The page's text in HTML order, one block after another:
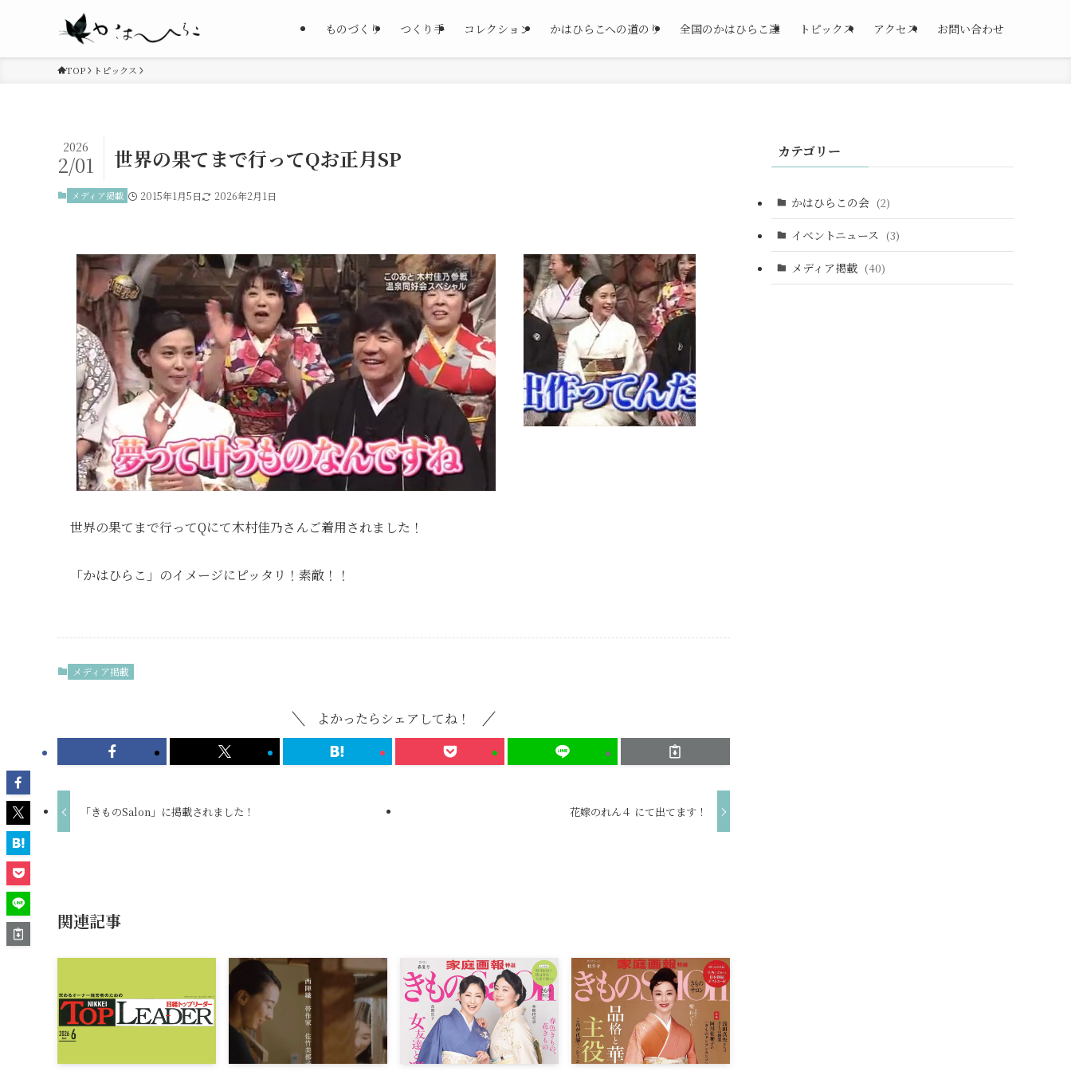
ものづくり つくり手 コレクション かはひらこへの道のり 全国のかはひらこ達 トピックス アクセス お問い合わせ
TOP トピックス
世界の果てまで行ってQお正月SP
2026
2/01
メディア掲載 2015年1月5日 2026年2月1日
世界の果てまで行ってQにて木村佳乃さんご着用されました！
「かはひらこ」のイメージにピッタリ！素敵！！
メディア掲載
よかったらシェアしてね！
「きものSalon」に掲載されました！ 花嫁のれん４ にて出てます！
関連記事
カテゴリー
かはひらこの会 (2)
イベントニュース (3)
メディア掲載 (40)